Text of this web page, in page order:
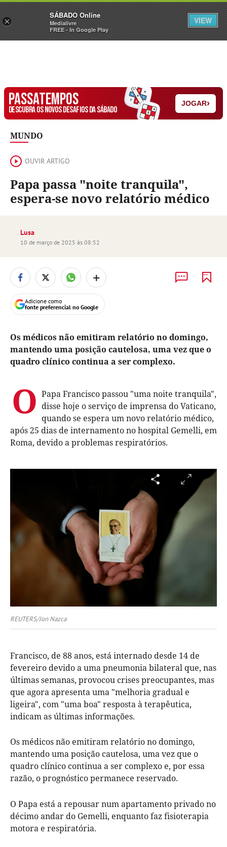
Sábado Assine Iniciar Sessão
PASSATEMPOS
DESCUBRA OS NOVOS DESAFIOS DA SÁBADO
JOGAR›
MUNDO
OUVIR ARTIGO
Papa passa "noite tranquila",
espera-se novo relatório médico
Lusa
10 de março de 2025 às 08:52
+
Adicione como
fonte preferencial no Google
Os médicos não emitiram relatório no domingo,
mantendo uma posição cautelosa, uma vez que o
quadro clínico continua a ser complexo.
O Papa Francisco passou "uma noite tranquila",
disse hoje o serviço de imprensa do Vaticano,
quando se espera um novo relatório médico,
após 25 dias de internamento no hospital Gemelli, em
Roma, devido a problemas respiratórios.
REUTERS/Jon Nazca
Francisco, de 88 anos, está internado desde 14 de
fevereiro devido a uma pneumonia bilateral que, nas
últimas semanas, provocou crises preocupantes, mas
que agora apresenta uma "melhoria gradual e
ligeira", com "uma boa" resposta à terapêutica,
indicam as últimas informações.
Os médicos não emitiram relatório no domingo,
mantendo uma posição cautelosa, uma vez que o
quadro clínico continua a ser complexo e, por essa
razão, o prognóstico permanece reservado.
O Papa está a repousar num apartamento privado no
décimo andar do Gemelli, enquanto faz fisioterapia
motora e respiratória.
×
SÁBADO Online
Medialivre
FREE - In Google Play
VIEW